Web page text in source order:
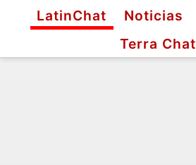
LatinChat
Noticias
Terra Chat